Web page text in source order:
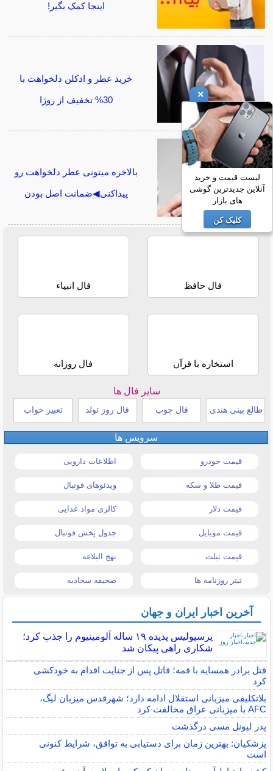
اینجا کمک بگیر!
خرید عطر و ادکلن دلخواهت با
30% تخفیف از روژا
بالاخره میتونی عطر دلخواهت رو
پیداکنی◀ضمانت اصل بودن
فال حافظ فال انبیاء
استخاره با قرآن فال روزانه
سایر فال ها
طالع بینی هندی فال چوب فال روز تولد تعبیر خواب
سرویس ها
قیمت خودرو اطلاعات دارویی
قیمت طلا و سکه ویدئوهای فوتبال
قیمت دلار کالری مواد غذایی
قیمت موبایل جدول پخش فوتبال
قیمت تبلت نهج البلاغه
تیتر روزنامه ها صحیفه سجادیه
آخرین اخبار ایران و جهان
پرسپولیس پدیده ۱۹ ساله آلومینیوم را جذب کرد؛
شکاری راهی پیکان شد
قتل برادر همسایه با قمه؛ قاتل پس از جنایت اقدام به خودکشی
کرد
بلاتکلیفی میزبانی استقلال ادامه دارد؛ شهرقدس میزبان لیگ،
AFC با میزبانی عراق مخالفت کرد
پدر لیونل مسی درگذشت
پزشکیان: بهترین زمان برای دستیابی به توافق، شرایط کنونی
است
×
لیست قیمت و خرید
آنلاین جدیدترین گوشی
های بازار
کلیک کن